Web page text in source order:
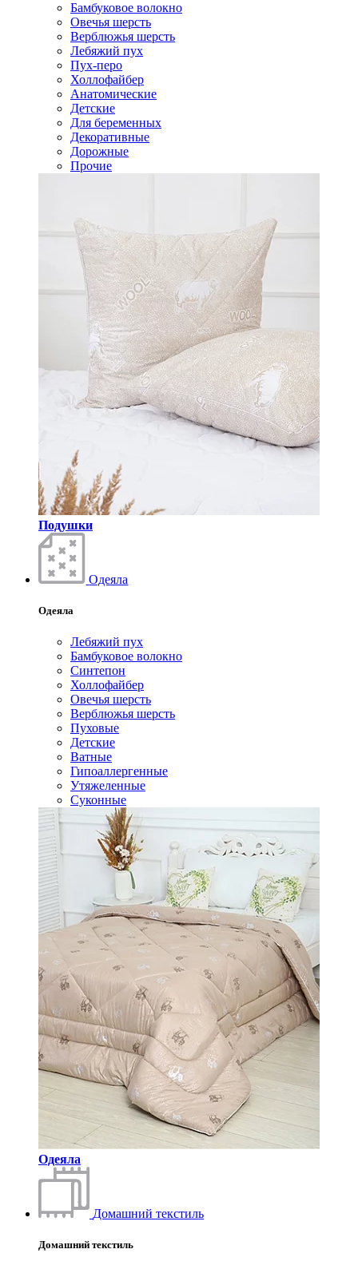
Бамбуковое волокно
Овечья шерсть
Верблюжья шерсть
Лебяжий пух
Пух-перо
Холлофайбер
Анатомические
Детские
Для беременных
Декоративные
Дорожные
Прочие
Подушки
Одеяла
Одеяла
Лебяжий пух
Бамбуковое волокно
Синтепон
Холлофайбер
Овечья шерсть
Верблюжья шерсть
Пуховые
Детские
Ватные
Гипоаллергенные
Утяжеленные
Суконные
Одеяла
Домашний текстиль
Домашний текстиль